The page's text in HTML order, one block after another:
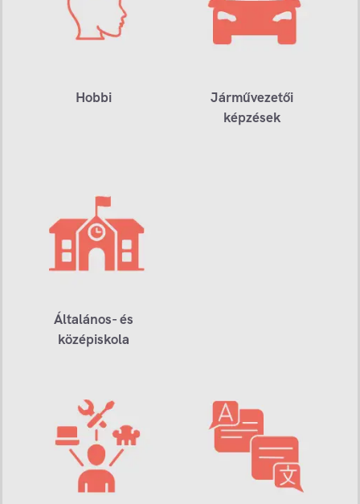
Hobbi
Járművezetői
képzések
Általános- és
középiskola